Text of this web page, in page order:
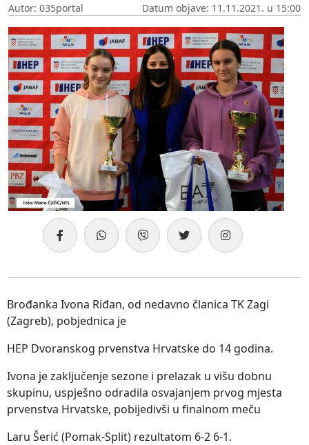
Autor: 035portal Datum objave: 11.11.2021. u 15:00
Brođanka Ivona Riđan, od nedavno članica TK Zagi
(Zagreb), pobjednica je
HEP Dvoranskog prvenstva Hrvatske do 14 godina.
Ivona je zaključenje sezone i prelazak u višu dobnu
skupinu, uspješno odradila osvajanjem prvog mjesta
prvenstva Hrvatske, pobijedivši u finalnom meču
Laru Šerić (Pomak-Split) rezultatom 6-2 6-1.